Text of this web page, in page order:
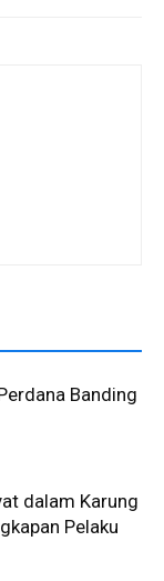
Banding
dalam Karung
Pelaku